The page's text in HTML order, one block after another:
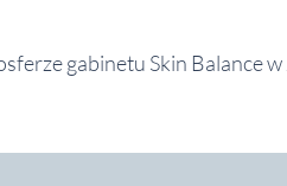
gabinetu Skin Balance